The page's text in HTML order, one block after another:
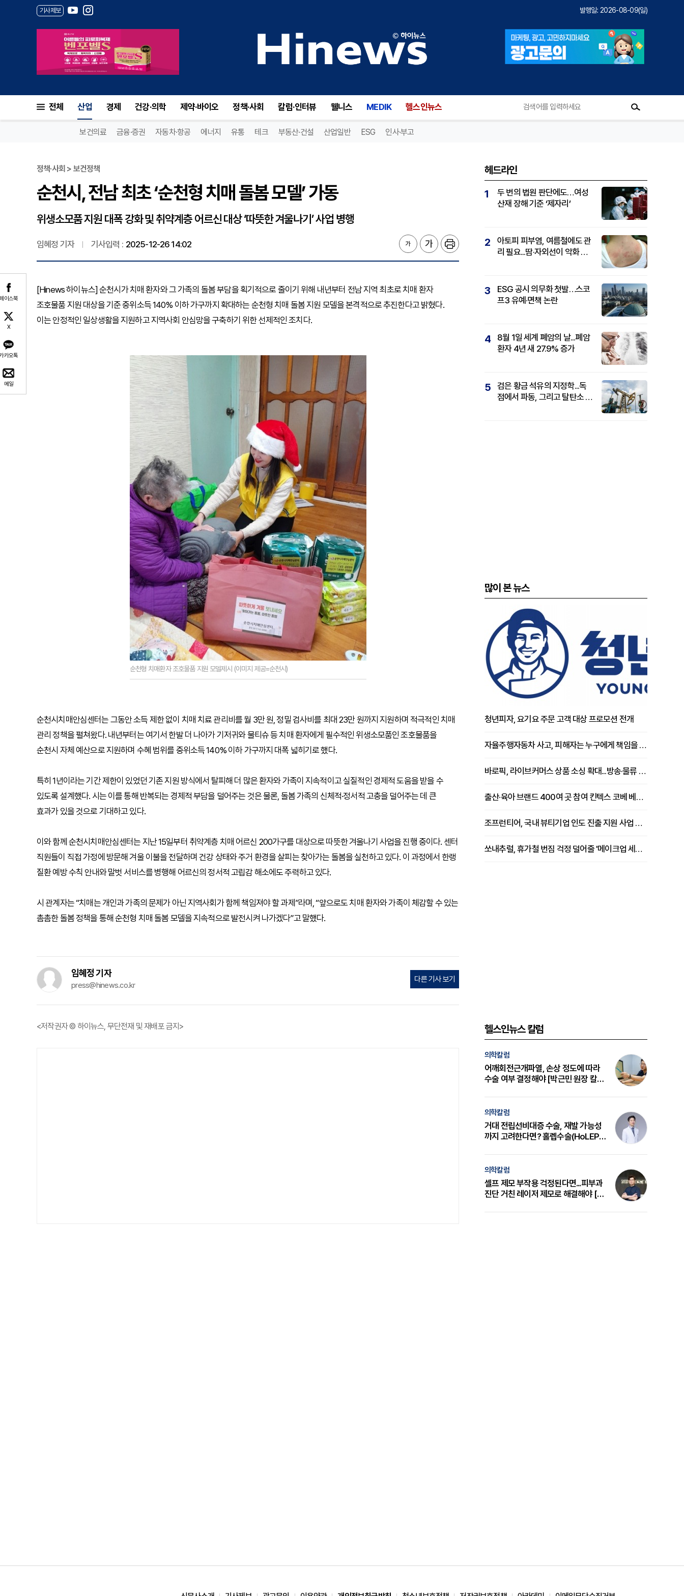
기사제보 발행일: 2026-08-09(일)
전체 산업 경제 건강·의학 제약·바이오 정책·사회 칼럼·인터뷰 웰니스 MEDIK 헬스인뉴스
보건의료 금융·증권 자동차·항공 에너지 유통 테크 부동산·건설 산업일반 ESG 인사·부고
이스북
X
카오톡
메일
정책·사회 > 보건정책
순천시, 전남 최초 ‘순천형 치매 돌봄 모델’ 가동
위생소모품 지원 대폭 강화 및 취약계층 어르신 대상 ‘따뜻한 겨울나기’ 사업 병행
임혜정 기자 기사입력 : 2025-12-26 14:02
[Hinews 하이뉴스] 순천시가 치매 환자와 그 가족의 돌봄 부담을 획기적으로 줄이기 위해 내년부터 전남 지역 최초로 치매 환자
조호물품 지원 대상을 기준 중위소득 140% 이하 가구까지 확대하는 순천형 치매 돌봄 지원 모델을 본격적으로 추진한다고 밝혔다.
이는 안정적인 일상생활을 지원하고 지역사회 안심망을 구축하기 위한 선제적인 조치다.
순천형 치매환자 조호물품 지원 모델제시 (이미지 제공=순천시)
순천시치매안심센터는 그동안 소득 제한 없이 치매 치료 관리비를 월 3만 원, 정밀 검사비를 최대 23만 원까지 지원하며 적극적인 치매
관리 정책을 펼쳐왔다. 내년부터는 여기서 한발 더 나아가 기저귀와 물티슈 등 치매 환자에게 필수적인 위생소모품인 조호물품을
순천시 자체 예산으로 지원하며 수혜 범위를 중위소득 140% 이하 가구까지 대폭 넓히기로 했다.
특히 1년이라는 기간 제한이 있었던 기존 지원 방식에서 탈피해 더 많은 환자와 가족이 지속적이고 실질적인 경제적 도움을 받을 수
있도록 설계했다. 시는 이를 통해 반복되는 경제적 부담을 덜어주는 것은 물론, 돌봄 가족의 신체적·정서적 고충을 덜어주는 데 큰
효과가 있을 것으로 기대하고 있다.
이와 함께 순천시치매안심센터는 지난 15일부터 취약계층 치매 어르신 200가구를 대상으로 따뜻한 겨울나기 사업을 진행 중이다. 센터
직원들이 직접 가정에 방문해 겨울 이불을 전달하며 건강 상태와 주거 환경을 살피는 찾아가는 돌봄을 실천하고 있다. 이 과정에서 한랭
질환 예방 수칙 안내와 말벗 서비스를 병행해 어르신의 정서적 고립감 해소에도 주력하고 있다.
시 관계자는 “치매는 개인과 가족의 문제가 아닌 지역사회가 함께 책임져야 할 과제”라며, “앞으로도 치매 환자와 가족이 체감할 수 있는
촘촘한 돌봄 정책을 통해 순천형 치매 돌봄 모델을 지속적으로 발전시켜 나가겠다”고 말했다.
임혜정 기자
press@hinews.co.kr
다른 기사 보기
<저작권자 © 하이뉴스, 무단전재 및 재배포 금지>
헤드라인
1
두 번의 법원 판단에도…여성
산재 장해 기준 ‘제자리’
2
아토피 피부염, 여름철에도 관
리 필요...땀·자외선이 악화 요
3
ESG 공시 의무화 첫발…스코
프3 유예·면책 논란
4
8월 1일 세계 폐암의 날...폐암
환자 4년 새 27.9% 증가
5
검은 황금 석유의 지정학...독
점에서 파동, 그리고 탈탄소 패
많이 본 뉴스
청년피자, 요기요 주문 고객 대상 프로모션 전개
자율주행자동차 사고, 피해자는 누구에게 책임을 물을 수 있을까
바로픽, 라이브커머스 상품 소싱 확대...방송·물류 원스톱 지원 강화
출산·육아 브랜드 400여 곳 참여 킨텍스 코베 베이비페어 개막
조프런티어, 국내 뷰티기업 인도 진출 지원 사업 추진
쏘내추럴, 휴가철 번짐 걱정 덜어줄 '메이크업 세팅 멀티 매직 실러' 제안
헬스인뉴스 칼럼
의학칼럼
어깨회전근개파열, 손상 정도에 따라
수술 여부 결정해야 [박근민 원장 칼
의학칼럼
거대 전립선비대증 수술, 재발 가능성
까지 고려한다면? 홀렙수술(HoLEP)
의학칼럼
셀프 제모 부작용 걱정된다면...피부과
진단 거친 레이저 제모로 해결해야 [변